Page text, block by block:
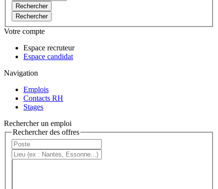
Rechercher
Rechercher
Votre compte
Espace recruteur
Espace candidat
Navigation
Emplois
Contacts RH
Stages
Rechercher un emploi
Rechercher des offres